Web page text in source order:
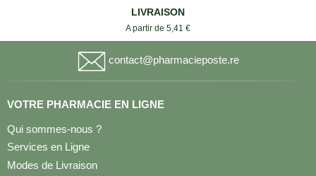
LIVRAISON
A partir de 5,41 €
contact@pharmacieposte.re
VOTRE PHARMACIE EN LIGNE
Qui sommes-nous ?
Services en Ligne
Modes de Livraison